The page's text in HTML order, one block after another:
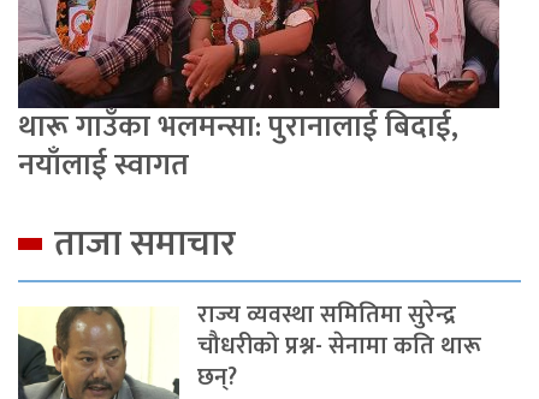
थारू गाउँका भलमन्सा: पुरानालाई बिदाई,
नयाँलाई स्वागत
ताजा समाचार
राज्य व्यवस्था समितिमा सुरेन्द्र
चौधरीको प्रश्न- सेनामा कति थारू
छन्?